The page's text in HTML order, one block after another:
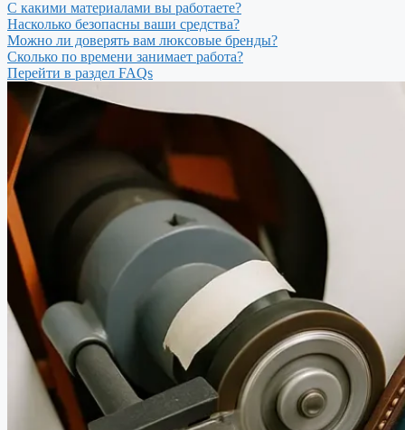
С какими материалами вы работаете?
Насколько безопасны ваши средства?
Можно ли доверять вам люксовые бренды?
Сколько по времени занимает работа?
Перейти в раздел FAQs